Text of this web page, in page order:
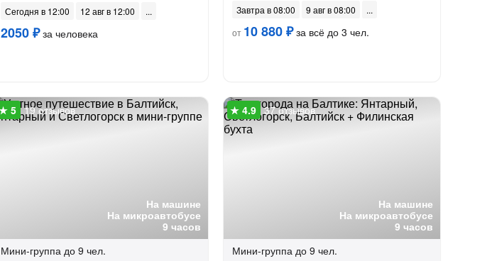
Сегодня в 12:00 12 авг в 12:00
2050 ₽за человека
Завтра в 08:00
9 авг в 08:00
от 10 880 ₽за всё до 3 чел.
На машине
На микроавтобусе
9 часов
19 отзывов
Мини-группа до 9 чел.
На машине
На микроавтобусе
9 часов
37 отзывов
Мини-группа до 9 чел.